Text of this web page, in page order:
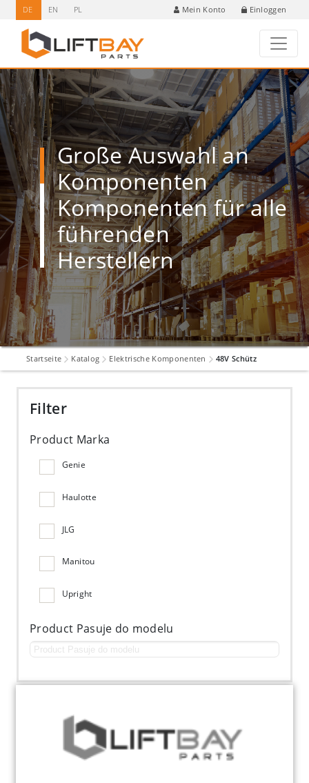
DE EN PL Mein Konto Einloggen
Große Auswahl an
Komponenten
Komponenten für alle
führenden
Herstellern
Startseite Katalog Elektrische Komponenten 48V Schütz
Filter
Product Marka
Genie
Haulotte
JLG
Manitou
Upright
Product Pasuje do modelu